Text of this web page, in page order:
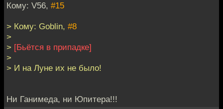
Кому: V56, #15
> Кому: Goblin, #8
>
> [Бьётся в припадке]
>
> И на Луне их не было!
Ни Ганимеда, ни Юпитера!!!